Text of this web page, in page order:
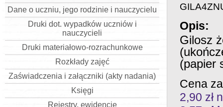
Dane o uczniu, jego rodzinie i nauczycielu
Druki dot. wypadków uczniów i
nauczycieli
Druki materiałowo-rozrachunkowe
Rozkłady zajęć
Zaświadczenia i załączniki (akty nadania)
Księgi
Rejestry, ewidencje
Opis:
Gilosz
(papier
Cena
2,90 zł